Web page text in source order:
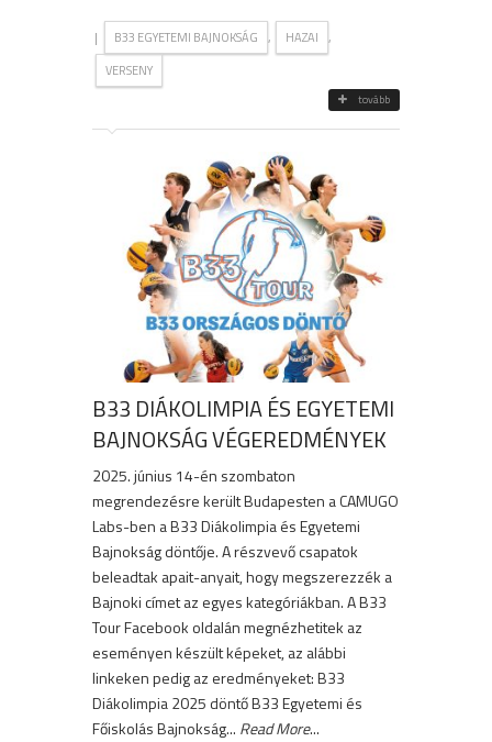
| B33 EGYETEMI BAJNOKSÁG , HAZAI ,
VERSENY
tovább
B33 DIÁKOLIMPIA ÉS EGYETEMI
BAJNOKSÁG VÉGEREDMÉNYEK
2025. június 14-én szombaton
megrendezésre került Budapesten a CAMUGO
Labs-ben a B33 Diákolimpia és Egyetemi
Bajnokság döntője. A részvevő csapatok
beleadtak apait-anyait, hogy megszerezzék a
Bajnoki címet az egyes kategóriákban. A B33
Tour Facebook oldalán megnézhetitek az
eseményen készült képeket, az alábbi
linkeken pedig az eredményeket: B33
Diákolimpia 2025 döntő B33 Egyetemi és
Főiskolás Bajnokság... Read More...